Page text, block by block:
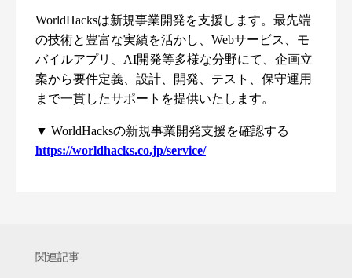
WorldHacksは新規事業開発を支援します。最先端
の技術と豊富な実績を活かし、Webサービス、モ
バイルアプリ、AI開発等多様な分野にて、企画立
案から要件定義、設計、開発、テスト、保守運用
まで一貫したサポートを提供いたします。
▼ WorldHacksの新規事業開発支援を確認する
https://worldhacks.co.jp/service/
関連記事